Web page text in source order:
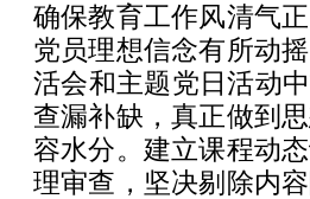
确保教育工作风清气
党员理想信念有所动
活会和主题党日活动
查漏补缺，真正做到
容水分。建立课程动
理审查，坚决剔除内